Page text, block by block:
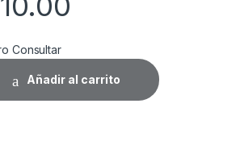
Consultar
Añadir al carrito